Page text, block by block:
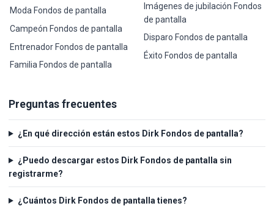
Moda Fondos de pantalla
Campeón Fondos de pantalla
Entrenador Fondos de pantalla
Familia Fondos de pantalla
Imágenes de jubilación Fondos
de pantalla
Disparo Fondos de pantalla
Éxito Fondos de pantalla
Preguntas frecuentes
¿En qué dirección están estos Dirk Fondos de pantalla?
¿Puedo descargar estos Dirk Fondos de pantalla sin
registrarme?
¿Cuántos Dirk Fondos de pantalla tienes?